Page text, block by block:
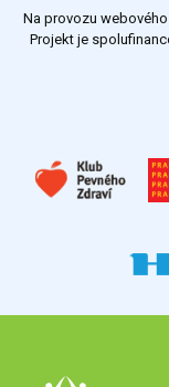
Výsledky
Na provozu
Projekt je